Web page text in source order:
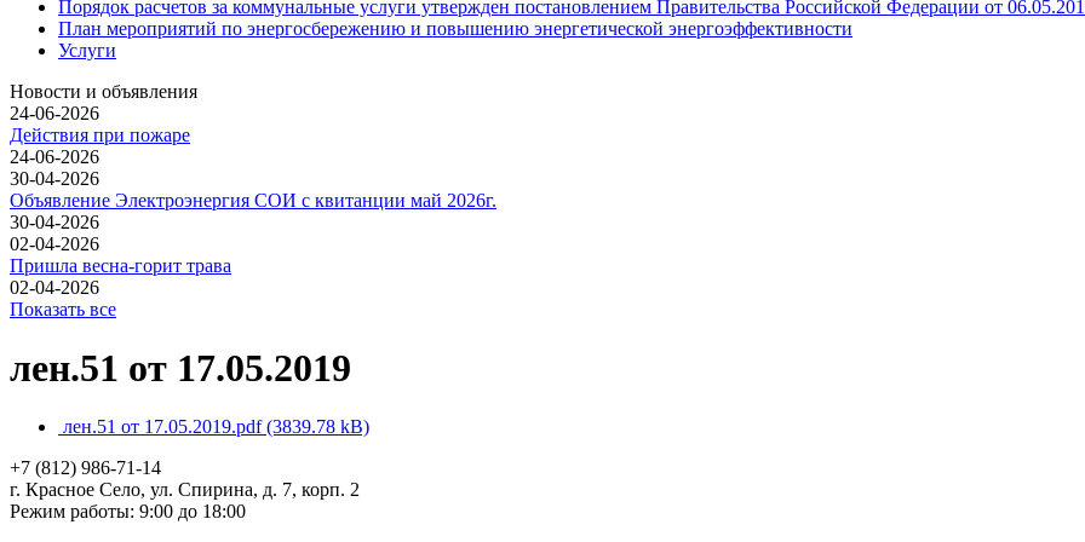
Порядок расчетов за коммунальные услуги утвержден постановлением Правительства Российской Федерации от
План мероприятий по энергосбережению и повышению энергетической энергоэффективности
Услуги
Новости и объявления
24-06-2026
Действия при пожаре
24-06-2026
30-04-2026
Объявление Электроэнергия СОИ с квитанции май 2026г.
30-04-2026
02-04-2026
Пришла весна-горит трава
02-04-2026
Показать все
лен.51 от 17.05.2019
лен.51 от 17.05.2019.pdf(3839.78 kB)
+7 (812) 986-71-14
г. Красное Село, ул. Спирина, д. 7, корп. 2
Режим работы: 9:00 до 18:00